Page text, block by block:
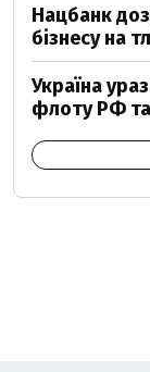
Нацбанк
бізнесу на
Україна
флоту РФ та